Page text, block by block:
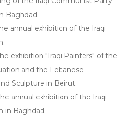
Baghdad.
annual exhibition of the Iraqi
exhibition "Iraqi Painters" of the
and the Lebanese
Sculpture in Beirut.
annual exhibition of the Iraqi
in Baghdad.